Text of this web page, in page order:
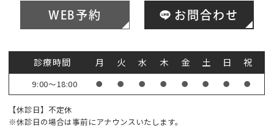
WEB予約 お問合わせ
診療時間 月 火 水 木 金 土 日 祝
9:00～18:00 ● ● ● ● ● ● ● ●
【休診日】不定休
※休診日の場合は事前にアナウンスいたします。